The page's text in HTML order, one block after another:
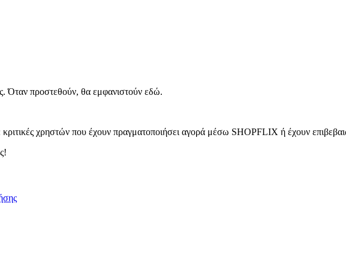
Όταν προστεθούν, θα εμφανιστούν εδώ.
κριτικές χρηστών που έχουν πραγματοποιήσει αγορά μέσω SHOPFLIX ή έχουν